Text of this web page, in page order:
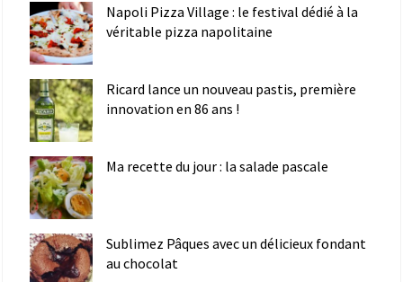
Napoli Pizza Village : le festival dédié à la
véritable pizza napolitaine
Ricard lance un nouveau pastis, première
innovation en 86 ans !
Ma recette du jour : la salade pascale
Sublimez Pâques avec un délicieux fondant
au chocolat